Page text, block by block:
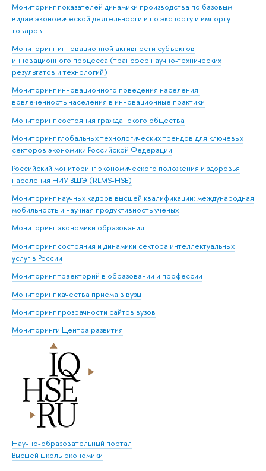
Мониторинг показателей динамики производства по базовым
видам экономической деятельности и по экспорту и импорту
товаров
Мониторинг инновационной активности субъектов
инновационного процесса (трансфер научно-технических
результатов и технологий)
Мониторинг инновационного поведения населения:
вовлеченность населения в инновационные практики
Мониторинг состояния гражданского общества
Мониторинг глобальных технологических трендов для ключевых
секторов экономики Российской Федерации
Российский мониторинг экономического положения и здоровья
населения НИУ ВШЭ (RLMS-HSE)
Мониторинг научных кадров высшей квалификации: международная
мобильность и научная продуктивность ученых
Мониторинг экономики образования
Мониторинг состояния и динамики сектора интеллектуальных
услуг в России
Мониторинг траекторий в образовании и профессии
Мониторинг качества приема в вузы
Мониторинг прозрачности сайтов вузов
Мониторинги Центра развития
Научно-образовательный портал
Высшей школы экономики